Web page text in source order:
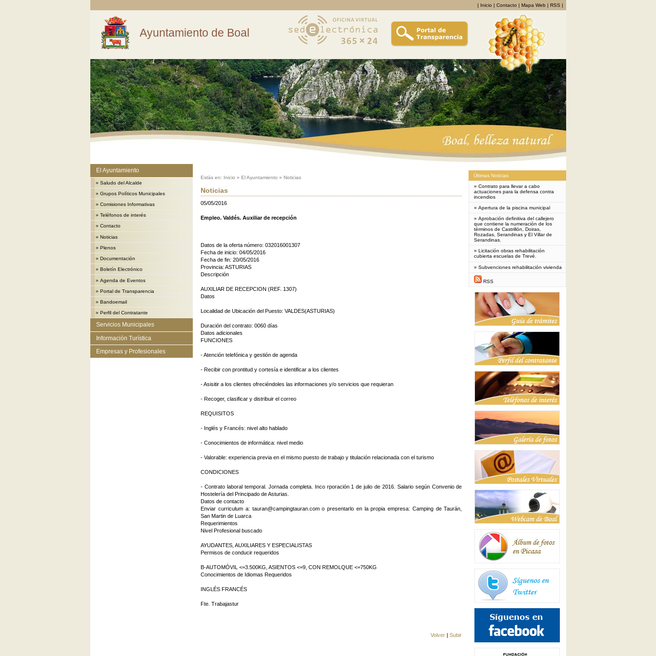
| Inicio |Contacto |Mapa Web |RSS |
Ayuntamiento de Boal
El Ayuntamiento
» Saludo del Alcalde
» Grupos Políticos Municipales
» Comisiones Informativas
» Teléfonos de interés
» Contacto
» Noticias
» Plenos
» Documentación
» Boletín Electrónico
» Agenda de Eventos
» Portal de Transparencia
» Bandoemail
» Perfil del Contratante
Servicios Municipales
Información Turística
Empresas y Profesionales
Estás en: Inicio »El Ayuntamiento »Noticias
Noticias
05/05/2016
Empleo. Valdés. Auxiliar de recepción
Datos de la oferta número: 032016001307
Fecha de inicio: 04/05/2016
Fecha de fin: 20/05/2016
Provincia: ASTURIAS
Descripción
AUXILIAR DE RECEPCION (REF. 1307)
Datos
Localidad de Ubicación del Puesto: VALDES(ASTURIAS)
Duración del contrato: 0060 días
Datos adicionales
FUNCIONES
- Atención telefónica y gestión de agenda
- Recibir con prontitud y cortesía e identificar a los clientes
- Asisitir a los clientes ofreciéndoles las informaciones y/o servicios que requieran
- Recoger, clasificar y distribuir el correo
REQUISITOS
- Inglés y Francés: nivel alto hablado
- Conocimientos de informática: nivel medio
- Valorable: experiencia previa en el mismo puesto de trabajo y titulación relacionada con el turismo
CONDICIONES
- Contrato laboral temporal. Jornada completa. Inco rporación 1 de julio de 2016. Salario según Convenio de
Hostelería del Principado de Asturias.
Datos de contacto
Enviar curriculum a: tauran@campingtauran.com o presentarlo en la propia empresa: Camping de Taurán,
San Martin de Luarca
Requerimientos
Nivel Profesional buscado
AYUDANTES, AUXILIARES Y ESPECIALISTAS
Permisos de conducir requeridos
B-AUTOMÓVIL <=3.500KG, ASIENTOS <=9, CON REMOLQUE <=750KG
Conocimientos de Idiomas Requeridos
INGLÉS FRANCÉS
Fte. Trabajastur
Volver |Subir
Últimas Noticias
» Contrato para llevar a cabo
actuaciones para la defensa contra
incendios
» Apertura de la piscina municipal
» Aprobación definitiva del callejero
que contiene la numeración de los
términos de Castrillón, Doiras,
Rozadas, Serandinas y El Villar de
Serandinas.
» Licitación obras rehabilitación
cubierta escuelas de Trevé.
» Subvenciones rehabilitación vivienda
RSS